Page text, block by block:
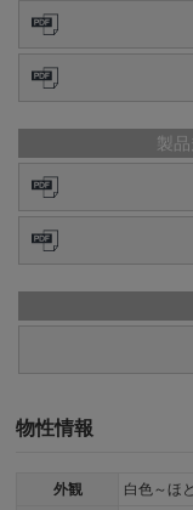
製
物性情報
外観 白色～ほ